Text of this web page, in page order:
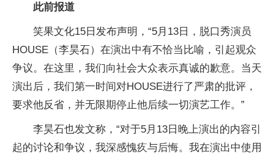
此前报道
笑果文化15日发布声明，“5月13日，脱口秀演员
HOUSE（李昊石）在演出中有不恰当比喻，引起观众
争议。在这里，我们向社会大众表示真诚的歉意。当天
演出后，我们第一时间对HOUSE进行了严肃的批评，
要求他反省，并无限期停止他后续一切演艺工作。”
李昊石也发文称，“对于5月13日晚上演出的内容引
起的讨论和争议，我深感愧疚与后悔。我在演出中使用